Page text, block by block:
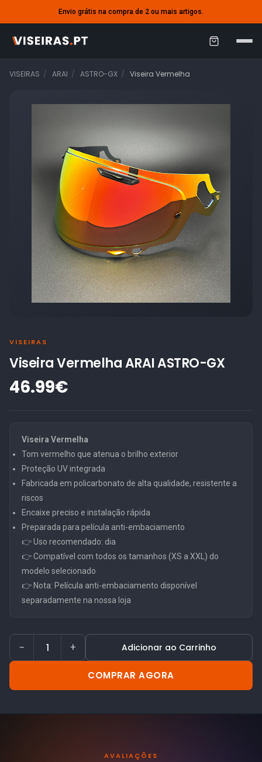
Envio grátis na compra de 2 ou mais artigos.
C
r
VISEIRAS ARAI ASTRO-GX Viseira Vermelha
VISEIRAS
Viseira Vermelha ARAI ASTRO-GX
46.99€
Viseira Vermelha
Tom vermelho que atenua o brilho exterior
Proteção UV integrada
Fabricada em policarbonato de alta qualidade, resistente a
riscos
Encaixe preciso e instalação rápida
Preparada para película anti-embaciamento
👉 Uso recomendado: dia
👉 Compatível com todos os tamanhos (XS a XXL) do
modelo selecionado
👉 Nota: Película anti-embaciamento disponível
separadamente na nossa loja
− + Adicionar ao Carrinho
COMPRAR AGORA
AVALIAÇÕES